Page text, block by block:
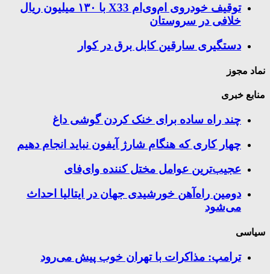
توقیف خودروی ام‌وی‌ام X33 با ۱۳۰ میلیون ریال
خلافی در سروستان
دستگیری سارقین کابل برق در کوار
نماد مجوز
منابع خبری
چند راه‌ ساده برای خنک کردن گوشی داغ
چهار کاری که هنگام شارژ آیفون نباید انجام دهیم
عجیب‌ترین عوامل مختل کننده وای‌فای
دومین راه‌آهن خورشیدی جهان در ایتالیا احداث
می‌شود
سیاسی
ترامپ: مذاکرات با تهران خوب پیش می‌رود